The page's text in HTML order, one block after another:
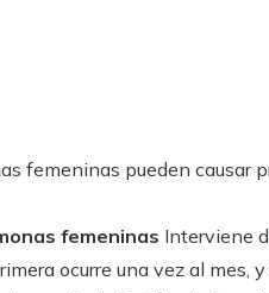
femeninas pueden causar
femeninas Interviene
ocurre una vez al mes,